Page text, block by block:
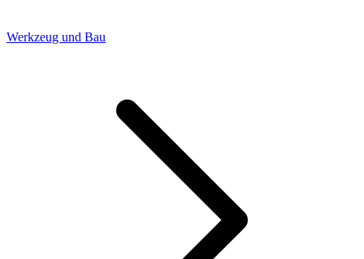
Werkzeug und Bau